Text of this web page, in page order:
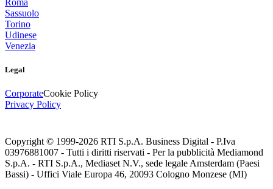
Sassuolo
Torino
Udinese
Venezia
Legal
CorporateCookie Policy
Privacy Policy
Copyright © 1999-2026 RTI S.p.A. Business Digital - P.Iva
03976881007 - Tutti i diritti riservati - Per la pubblicità Mediamond
S.p.A. - RTI S.p.A., Mediaset N.V., sede legale Amsterdam (Paesi
Bassi) - Uffici Viale Europa 46, 20093 Cologno Monzese (MI)